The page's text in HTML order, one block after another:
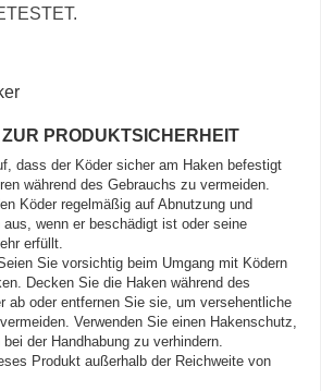
ZUR PRODUKTSICHERHEIT
dass der Köder sicher am Haken befestigt
während des Gebrauchs zu vermeiden.
Köder regelmäßig auf Abnutzung und
wenn er beschädigt ist oder seine
erfüllt.
Sie vorsichtig beim Umgang mit Ködern
Decken Sie die Haken während des
ab oder entfernen Sie sie, um versehentliche
Verwenden Sie einen Hakenschutz,
der Handhabung zu verhindern.
Produkt außerhalb der Reichweite von